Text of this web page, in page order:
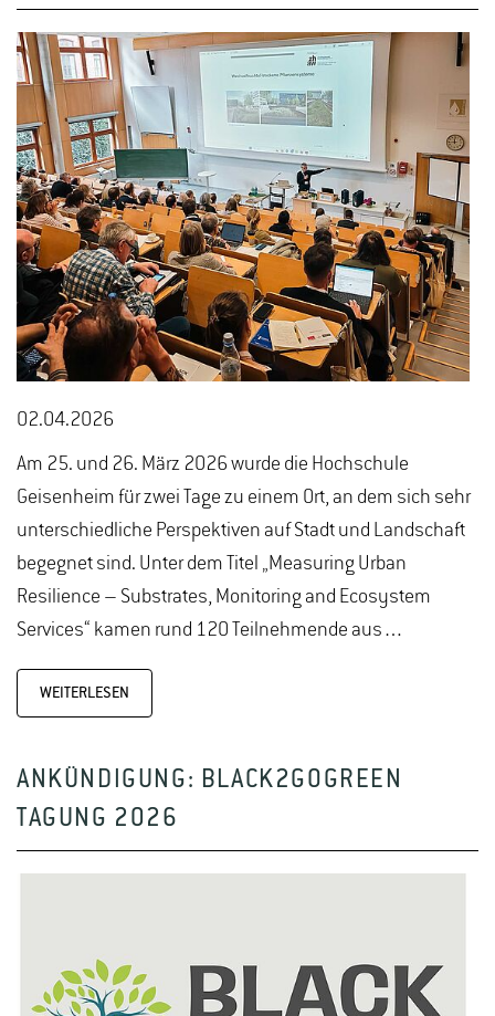
02.04.2026
Am 25. und 26. März 2026 wurde die Hochschule
Geisenheim für zwei Tage zu einem Ort, an dem sich sehr
unterschiedliche Perspektiven auf Stadt und Landschaft
begegnet sind. Unter dem Titel „Measuring Urban
Resilience – Substrates, Monitoring and Ecosystem
Services“ kamen rund 120 Teilnehmende aus…
WEITERLESEN
ANKÜNDIGUNG: BLACK2GOGREEN
TAGUNG 2026